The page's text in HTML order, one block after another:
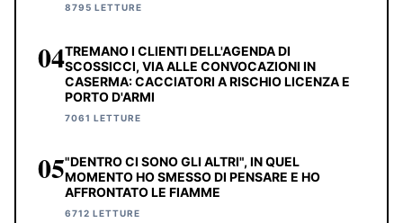
8795 LETTURE
04TREMANO I CLIENTI DELL'AGENDA DI
SCOSSICCI, VIA ALLE CONVOCAZIONI IN
CASERMA: CACCIATORI A RISCHIO LICENZA E
PORTO D'ARMI
7061 LETTURE
05"DENTRO CI SONO GLI ALTRI", IN QUEL
MOMENTO HO SMESSO DI PENSARE E HO
AFFRONTATO LE FIAMME
6712 LETTURE